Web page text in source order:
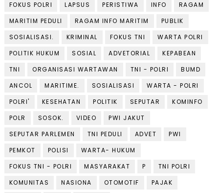
FOKUS POLRI
LAPSUS PERISTIWA INFO
RAGAM
MARITIM PEDULI
RAGAM INFO MARITIM
PUBLIK
SOSIALISASI.
KRIMINAL FOKUS TNI
WARTA POLRI
POLITIK HUKUM
SOSIAL ADVETORIAL
KEPABEAN
TNI
ORGANISASI WARTAWAN TNI - POLRI
BUMD
ANCOL
MARITIME. SOSIALISASI
WARTA - POLRI
POLRI'
KESEHATAN POLITIK SEPUTAR
KOMINFO
POLR
SOSOK. VIDEO
PWI JAKUT
SEPUTAR PARLEMEN
TNI PEDULI ADVET
PWI
PEMKOT
POLISI
WARTA- HUKUM
FOKUS TNI - POLRI
MASYARAKAT P
TNI POLRI
KOMUNITAS
NASIONA OTOMOTIF
PAJAK